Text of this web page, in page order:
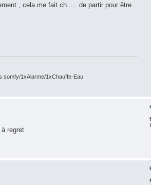
, cela me fait ch..... de partir pour être
somfy/1xAlarme/1xChauffe-Eau
regret